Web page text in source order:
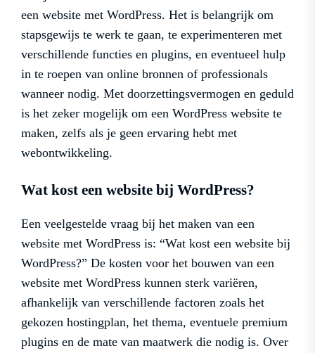
een website met WordPress. Het is belangrijk om
stapsgewijs te werk te gaan, te experimenteren met
verschillende functies en plugins, en eventueel hulp
in te roepen van online bronnen of professionals
wanneer nodig. Met doorzettingsvermogen en geduld
is het zeker mogelijk om een WordPress website te
maken, zelfs als je geen ervaring hebt met
webontwikkeling.
Wat kost een website bij WordPress?
Een veelgestelde vraag bij het maken van een
website met WordPress is: “Wat kost een website bij
WordPress?” De kosten voor het bouwen van een
website met WordPress kunnen sterk variëren,
afhankelijk van verschillende factoren zoals het
gekozen hostingplan, het thema, eventuele premium
plugins en de mate van maatwerk die nodig is. Over